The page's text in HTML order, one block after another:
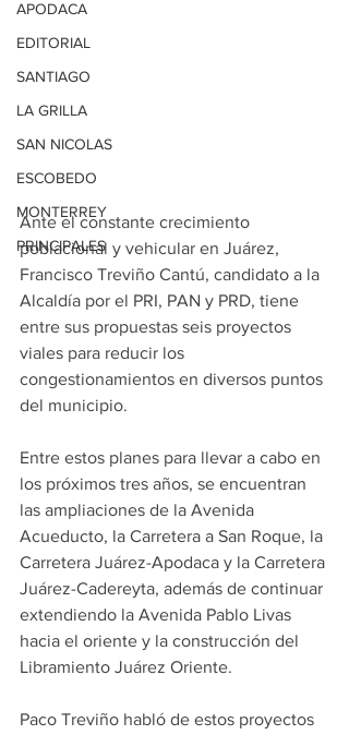
APODACA
EDITORIAL
SANTIAGO
LA GRILLA
SAN NICOLAS
ESCOBEDO
MONTERREY
PRINCIPALES
Ante el constante crecimiento
poblacional y vehicular en Juárez,
Francisco Treviño Cantú, candidato a la
Alcaldía por el PRI, PAN y PRD, tiene
entre sus propuestas seis proyectos
viales para reducir los
congestionamientos en diversos puntos
del municipio.
Entre estos planes para llevar a cabo en
los próximos tres años, se encuentran
las ampliaciones de la Avenida
Acueducto, la Carretera a San Roque, la
Carretera Juárez-Apodaca y la Carretera
Juárez-Cadereyta, además de continuar
extendiendo la Avenida Pablo Livas
hacia el oriente y la construcción del
Libramiento Juárez Oriente.
Paco Treviño habló de estos proyectos